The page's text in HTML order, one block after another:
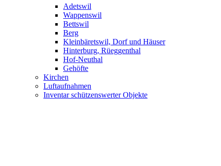
Adetswil
Wappenswil
Bettswil
Berg
Kleinbäretswil, Dorf und Häuser
Hinterburg, Rüeggenthal
Hof-Neuthal
Gehöfte
Kirchen
Luftaufnahmen
Inventar schützenswerter Objekte